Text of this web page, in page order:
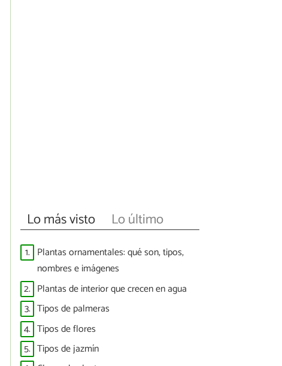
Lo más visto Lo último
1. Plantas ornamentales: qué son, tipos,
nombres e imágenes
2. Plantas de interior que crecen en agua
3. Tipos de palmeras
4. Tipos de flores
5. Tipos de jazmín